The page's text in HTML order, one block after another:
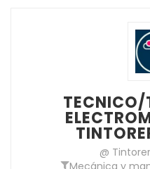
TECNICO/
@
Mecánica y